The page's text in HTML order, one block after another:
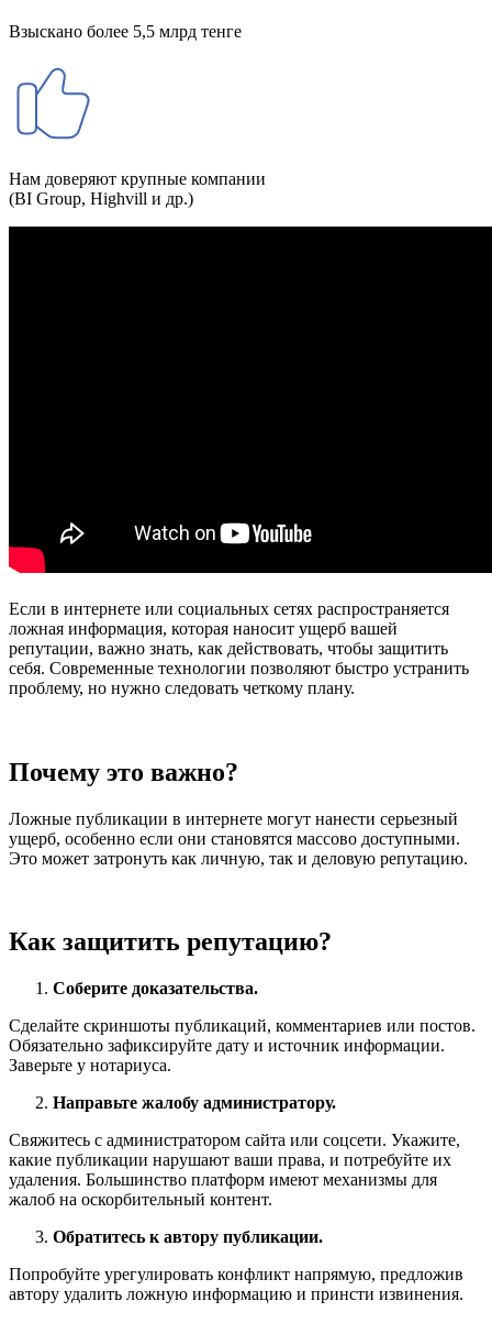
Взыскано более 5,5 млрд тенге
Нам доверяют крупные компании
(BI Group, Highvill и др.)
Если в интернете или социальных сетях распространяется
ложная информация, которая наносит ущерб вашей
репутации, важно знать, как действовать, чтобы защитить
себя. Современные технологии позволяют быстро устранить
проблему, но нужно следовать четкому плану.
Почему это важно?
Ложные публикации в интернете могут нанести серьезный
ущерб, особенно если они становятся массово доступными.
Это может затронуть как личную, так и деловую репутацию.
Как защитить репутацию?
Соберите доказательства.
Сделайте скриншоты публикаций, комментариев или постов.
Обязательно зафиксируйте дату и источник информации.
Заверьте у нотариуса.
Направьте жалобу администратору.
Свяжитесь с администратором сайта или соцсети. Укажите,
какие публикации нарушают ваши права, и потребуйте их
удаления. Большинство платформ имеют механизмы для
жалоб на оскорбительный контент.
Обратитесь к автору публикации.
Попробуйте урегулировать конфликт напрямую, предложив
автору удалить ложную информацию и принсти извинения.